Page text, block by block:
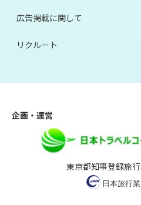
広告掲載に関して
リクルート
企画・運営
東京都知事登録旅